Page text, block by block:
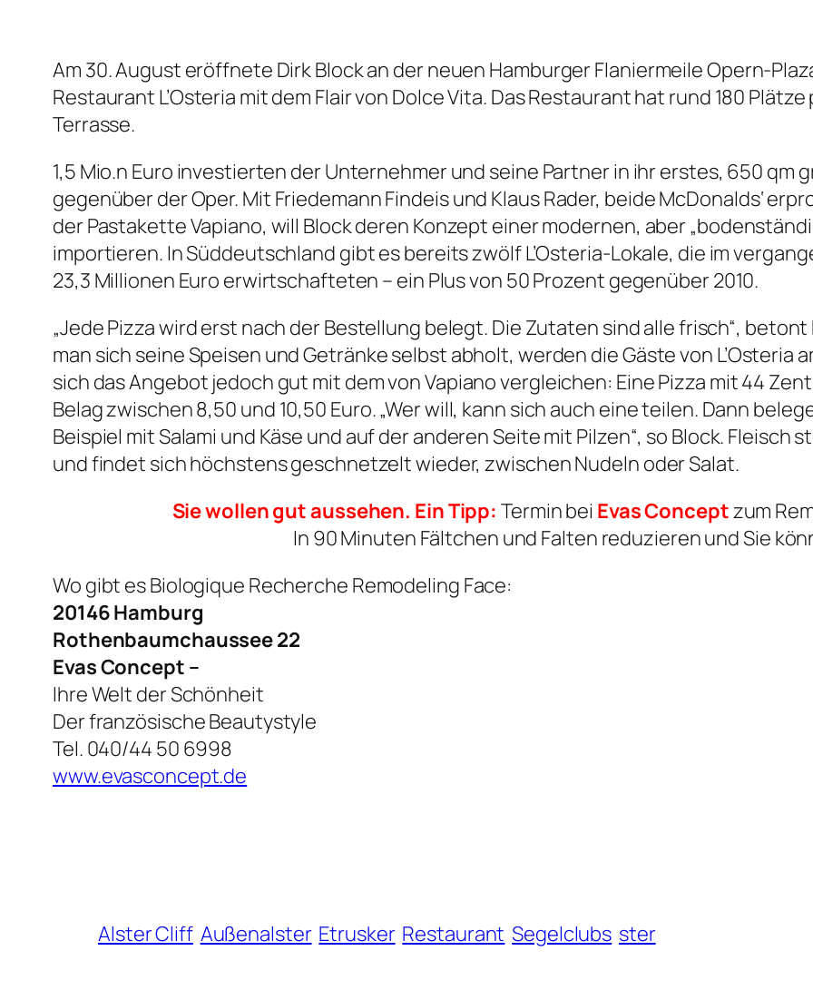
Am 30. August eröffnete Dirk Block an der neuen Hamburger Flaniermeile Opern-
Restaurant L’Osteria mit dem Flair von Dolce Vita. Das Restaurant hat rund 180
Terrasse.
1,5 Mio.n Euro investierten der Unternehmer und seine Partner in ihr erstes, 650
gegenüber der Oper. Mit Friedemann Findeis und Klaus Rader, beide McDonalds‘
der Pastakette Vapiano, will Block deren Konzept einer modernen, aber
importieren. In Süddeutschland gibt es bereits zwölf L’Osteria-Lokale, die im
23,3 Millionen Euro erwirtschafteten – ein Plus von 50 Prozent gegenüber 2010.
„Jede Pizza wird erst nach der Bestellung belegt. Die Zutaten sind alle frisch“,
man sich seine Speisen und Getränke selbst abholt, werden die Gäste von L’Osteria
sich das Angebot jedoch gut mit dem von Vapiano vergleichen: Eine Pizza mit 44
Belag zwischen 8,50 und 10,50 Euro. „Wer will, kann sich auch eine teilen. Dann
Beispiel mit Salami und Käse und auf der anderen Seite mit Pilzen“, so Block.
und findet sich höchstens geschnetzelt wieder, zwischen Nudeln oder Salat.
Sie wollen gut aussehen. Ein Tipp: Termin bei Evas Conceptzum
In 90 Minuten Fältchen und Falten reduzieren und Sie
Wo gibt es Biologique Recherche Remodeling Face:
20146 Hamburg
Rothenbaumchaussee 22
Evas Concept –
Ihre Welt der Schönheit
Der französische Beautystyle
Tel. 040/44 50 6998
www.evasconcept.de
Alster Cliff Außenalster Etrusker Restaurant Segelclubs ster